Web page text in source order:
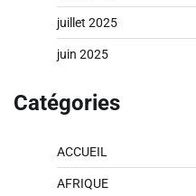
juillet 2025
juin 2025
Catégories
ACCUEIL
AFRIQUE